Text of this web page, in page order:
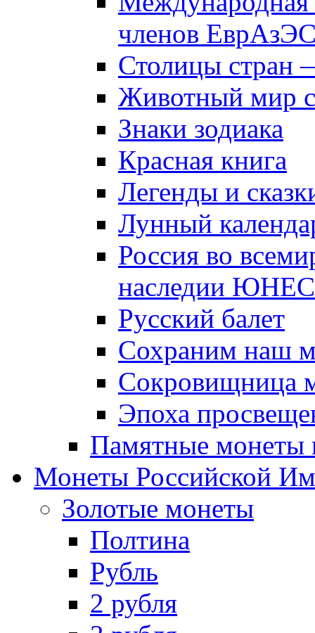
членов
Столицы стран
Животный мир
Знаки зодиака
Красная книга
Легенды и
Лунный
Россия во
наследии
Русский балет
Сохраним наш
Сокровищница
Эпоха
Памятные монеты
Монеты Российской
Золотые монеты
Полтина
Рубль
2 рубля